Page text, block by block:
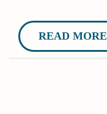
READ MORE